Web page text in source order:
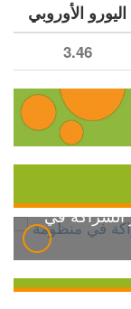
اليورو الأوروبي
3.46
الشراكة في